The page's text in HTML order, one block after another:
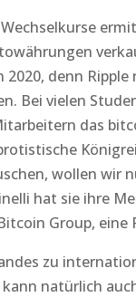
denn
Bei vielen
das
wollen wir
hat sie ihre
Group,
zu
natürlich